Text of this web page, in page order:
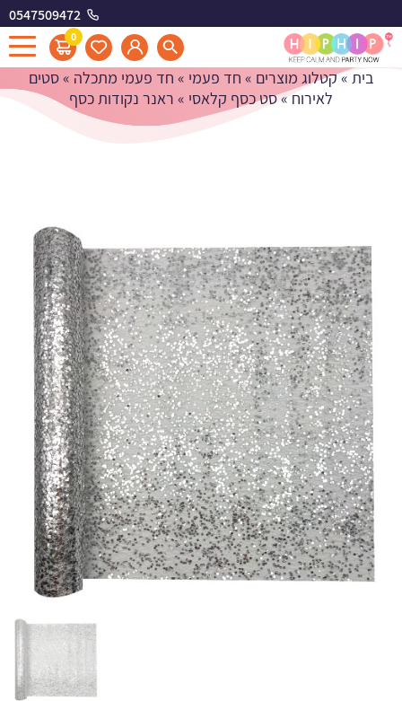
0547509472
0
ראנר נקודות כסף
בית»קטלוג מוצרים » חד פעמי » חד פעמי מתכלה »סטים
לאירוח»סט כסף קלאסי » ראנר נקודות כסף